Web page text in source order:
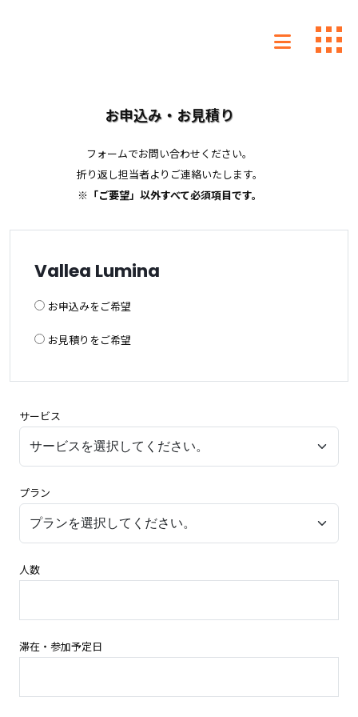
お申込み・お見積り
フォームでお問い合わせください。
折り返し担当者よりご連絡いたします。
※「ご要望」以外すべて必須項目です。
Vallea Lumina
お申込みをご希望
お見積りをご希望
サービス
プラン
人数
滞在・参加予定日